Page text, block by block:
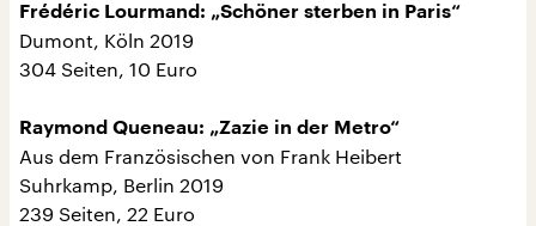
Frédéric Lourmand: „Schöner sterben in Paris“
Dumont, Köln 2019
304 Seiten, 10 Euro
Raymond Queneau: „Zazie in der Metro“
Aus dem Französischen von Frank Heibert
Suhrkamp, Berlin 2019
239 Seiten, 22 Euro